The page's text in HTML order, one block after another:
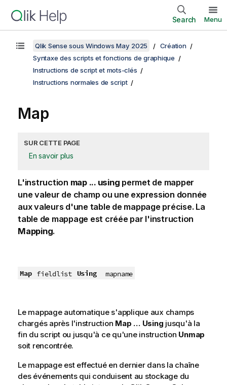
Search Menu
Qlik Sense sous Windows May 2025
Création
Syntaxe des scripts et fonctions de graphique
Instructions de script et mots-clés
Instructions normales de script
Map
SUR CETTE PAGE
En savoir plus
L'instruction map ... using permet de mapper
une valeur de champ ou une expression donnée
aux valeurs d'une table de mappage précise. La
table de mappage est créée par l'instruction
Mapping.
Map fieldlist Using mapname
Le mappage automatique s'applique aux champs
chargés après l'instruction Map … Using jusqu'à la
fin du script ou jusqu'à ce qu'une instruction Unmap
soit rencontrée.
Le mappage est effectué en dernier dans la chaîne
des événements qui conduisent au stockage du